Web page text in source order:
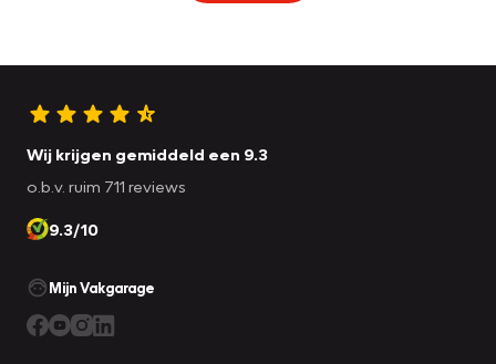
Wij krijgen gemiddeld een 9.3
o.b.v. ruim 711 reviews
9.3/10
Mijn Vakgarage